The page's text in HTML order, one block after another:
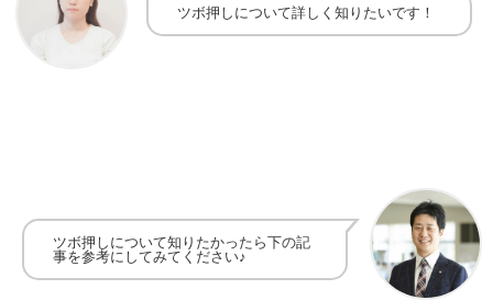
ツボ押しについて詳しく知りたいです！
ツボ押しについて知りたかったら下の記
事を参考にしてみてください♪